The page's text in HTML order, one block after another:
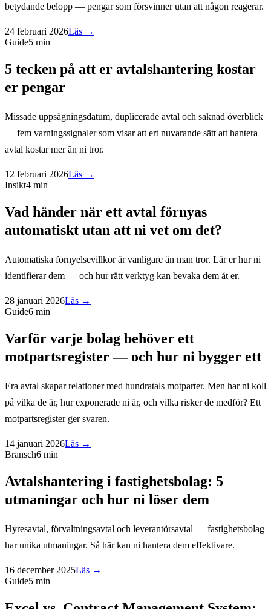
betydande belopp — pengar som försvinner utan att någon reagerar.
24 februari 2026Läs →
Guide5 min
5 tecken på att er avtalshantering kostar
er pengar
Missade uppsägningsdatum, duplicerade avtal och saknad överblick
— fem varningssignaler som visar att ert nuvarande sätt att hantera
avtal kostar mer än ni tror.
12 februari 2026Läs →
Insikt4 min
Vad händer när ett avtal förnyas
automatiskt utan att ni vet om det?
Automatiska förnyelsevillkor är vanligare än man tror. Lär er hur ni
identifierar dem — och hur rätt verktyg kan bevaka dem åt er.
28 januari 2026Läs →
Guide6 min
Varför varje bolag behöver ett
motpartsregister — och hur ni bygger ett
Era avtal skapar relationer med hundratals motparter. Men har ni koll
på vilka de är, hur exponerade ni är, och vilka risker de medför? Ett
motpartsregister ger svaren.
14 januari 2026Läs →
Bransch6 min
Avtalshantering i fastighetsbolag: 5
utmaningar och hur ni löser dem
Hyresavtal, förvaltningsavtal och leverantörsavtal — fastighetsbolag
har unika utmaningar. Så här kan ni hantera dem effektivare.
16 december 2025Läs →
Guide5 min